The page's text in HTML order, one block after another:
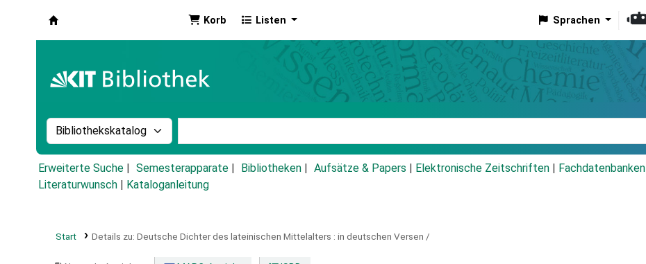
Korb Listen Sprachen
Suche im Katalog nach:
Erweiterte Suche Semesterapparate Bibliotheken Aufsätze & Papers Elektronische Zeitschriften Fachdatenbanken
Literaturwunsch
Kataloganleitung
Start Details zu: Deutsche Dichter des lateinischen Mittelalters : in deutschen Versen /